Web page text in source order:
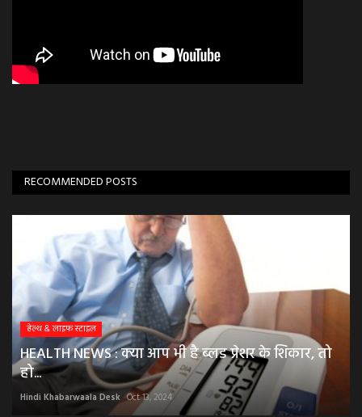
RECOMMENDED POSTS
हेल्थ & लाइफ स्टाइल
HEALTH NEWS : क्या आप भी है ब्लड प्रेशर के शिकार, तो
हो...
Hindi Khabarwaala Desk Oct 13, 2024